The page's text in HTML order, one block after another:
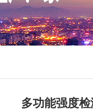
多功能强度检